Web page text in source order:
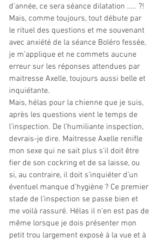
d’année, ce sera séance dilatation ….. ?!
Mais, comme toujours, tout débute par
le rituel des questions et me souvenant
avec anxiété de la séance Boléro fessée,
je m’applique et ne commets aucune
erreur sur les réponses attendues par
maitresse Axelle, toujours aussi belle et
inquiétante.
Mais, hélas pour la chienne que je suis,
après les questions vient le temps de
l’inspection. De l’humiliante inspection,
devrais-je dire. Maitresse Axelle renifle
mon sexe qui ne sait plus s’il doit être
fier de son cockring et de sa laisse, ou
si, au contraire, il doit s’inquiéter d’un
éventuel manque d’hygiène ? Ce premier
stade de l’inspection se passe bien et
me voilà rassuré. Hélas il n’en est pas de
même lorsque je dois présenter mon
petit trou largement exposé à la vue et à